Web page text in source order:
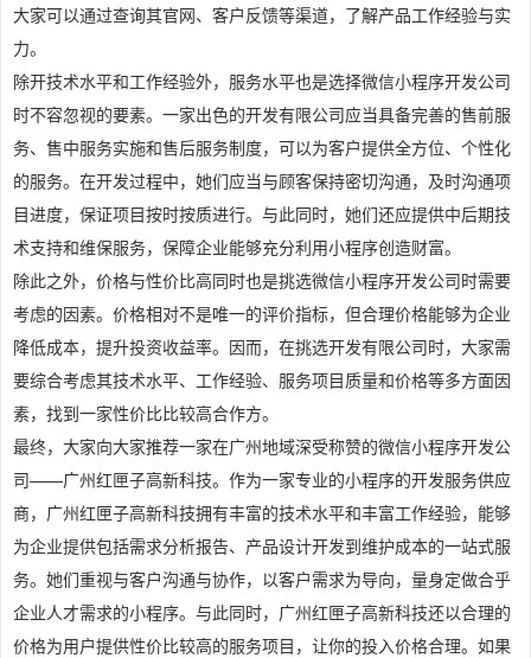
大家可以通过查询其官网、客户反馈等渠道，了解产品工作经验与实
力。
除开技术水平和工作经验外，服务水平也是选择微信小程序开发公司
时不容忽视的要素。一家出色的开发有限公司应当具备完善的售前服
务、售中服务实施和售后服务制度，可以为客户提供全方位、个性化
的服务。在开发过程中，她们应当与顾客保持密切沟通，及时沟通项
目进度，保证项目按时按质进行。与此同时，她们还应提供中后期技
术支持和维保服务，保障企业能够充分利用小程序创造财富。
除此之外，价格与性价比高同时也是挑选微信小程序开发公司时需要
考虑的因素。价格相对不是唯一的评价指标，但合理价格能够为企业
降低成本，提升投资收益率。因而，在挑选开发有限公司时，大家需
要综合考虑其技术水平、工作经验、服务项目质量和价格等多方面因
素，找到一家性价比比较高合作方。
最终，大家向大家推荐一家在广州地域深受称赞的微信小程序开发公
司——广州红匣子高新科技。作为一家专业的小程序的开发服务供应
商，广州红匣子高新科技拥有丰富的技术水平和丰富工作经验，能够
为企业提供包括需求分析报告、产品设计开发到维护成本的一站式服
务。她们重视与客户沟通与协作，以客户需求为导向，量身定做合乎
企业人才需求的小程序。与此同时，广州红匣子高新科技还以合理的
价格为用户提供性价比较高的服务项目，让你的投入价格合理。如果